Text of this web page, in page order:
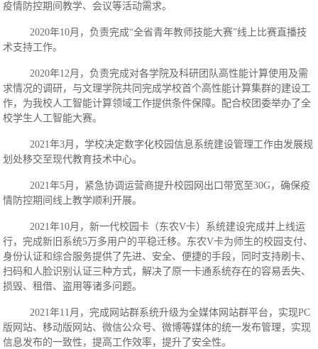
疫情防控期间教学、会议等活动需求。
2020年10月，负责完成“全省青年教师技能大赛”线上比赛直播技
术支持工作。
2020年12月，负责完成对各学院及科研团队高性能计算使用及需
求情况的调研，与文理学院共同完成学校首个高性能计算集群的建设工
作，为我校人工智能计算领域工作提供条件保障。配合校团委举办了全
校学生人工智能大赛。
2021年3月，学校决定数字化校园信息系统建设管理工作由发展规
划处移交至现代教育技术中心。
2021年5月，紧急协调运营商提升校园网出口带宽至30G，确保疫
情防控期间线上教学顺利开展。
2021年10月，新一代校园卡（东农V卡）系统建设完成并上线运
行，完成新旧系统5万多用户的平稳迁移。东农V卡为师生的校园支付、
身份认证和综合服务提供了先进、安全、便捷的手段，同时支持刷卡、
扫码和人脸识别认证三种方式，解决了原一卡通系统存在的容易丢失、
损毁、租借、盗用等诸多问题。
2021年11月，完成网站群系统升级为全媒体网站群平台，实现PC
版网站、移动版网站、微信公众号、微博等媒体的统一发布管理，实现
信息发布的一致性，提高工作效率，提升了安全性。